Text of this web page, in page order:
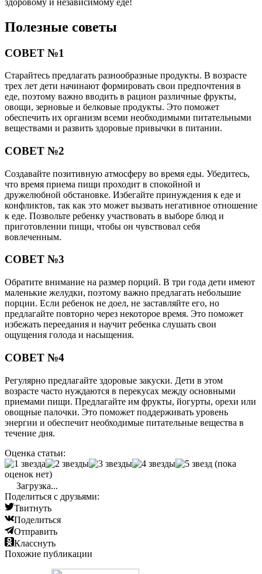
Полезные советы
СОВЕТ №1
Старайтесь предлагать разнообразные продукты. В возрасте
трех лет дети начинают формировать свои предпочтения в
еде, поэтому важно вводить в рацион различные фрукты,
овощи, зерновые и белковые продукты. Это поможет
обеспечить их организм всеми необходимыми питательными
веществами и развить здоровые привычки в питании.
СОВЕТ №2
Создавайте позитивную атмосферу во время еды. Убедитесь,
что время приема пищи проходит в спокойной и
дружелюбной обстановке. Избегайте принуждения к еде и
конфликтов, так как это может вызвать негативное отношение
к еде. Позвольте ребенку участвовать в выборе блюд и
приготовлении пищи, чтобы он чувствовал себя
вовлеченным.
СОВЕТ №3
Обратите внимание на размер порций. В три года дети имеют
маленькие желудки, поэтому важно предлагать небольшие
порции. Если ребенок не доел, не заставляйте его, но
предлагайте повторно через некоторое время. Это поможет
избежать переедания и научит ребенка слушать свои
ощущения голода и насыщения.
СОВЕТ №4
Регулярно предлагайте здоровые закуски. Дети в этом
возрасте часто нуждаются в перекусах между основными
приемами пищи. Предлагайте им фрукты, йогурты, орехи или
овощные палочки. Это поможет поддерживать уровень
энергии и обеспечит необходимые питательные вещества в
течение дня.
Оценка статьи:
(пока
оценок нет)
Загрузка...
Поделиться с друзьями:
Твитнуть
Поделиться
Отправить
Класснуть
Похожие публикации